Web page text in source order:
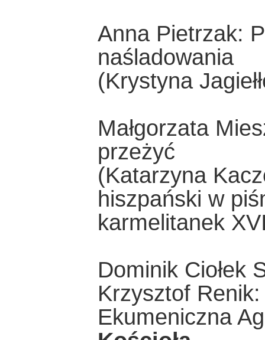
Anna Pietrzak:
naśladowania
(Krystyna
Małgorzata
przeżyć
(Katarzyna
hiszpański w
karmelitanek
Dominik Ciołek
Krzysztof
Ekumeniczna